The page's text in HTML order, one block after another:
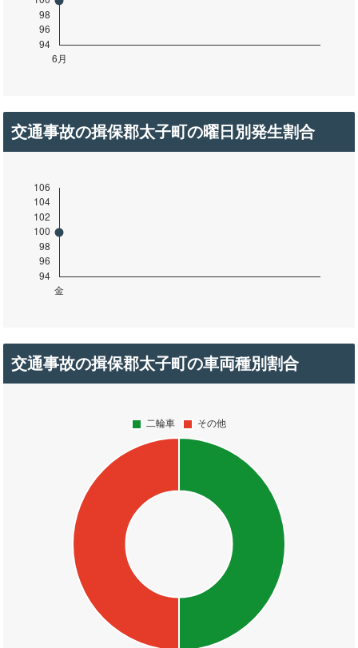
交通事故の揖保郡太子町の曜日別発生割合
交通事故の揖保郡太子町の車両種別割合